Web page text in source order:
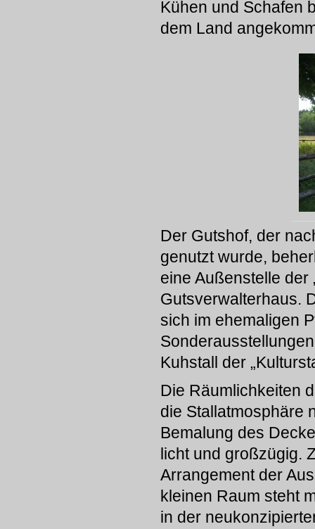
Kühen und Schafen
dem Land
Der Gutshof, der
genutzt wurde,
eine Außenstelle der
Gutsverwalterhaus.
sich im ehemaligen
Kuhstall der
Die Räumlichkeiten
die Stallatmosphäre
Bemalung des
licht und großzügig.
Arrangement der
kleinen Raum steht
in der